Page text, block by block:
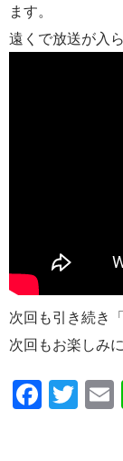
ます。
遠くで放送が入
次回も引き続き
次回もお楽しみに
F
T